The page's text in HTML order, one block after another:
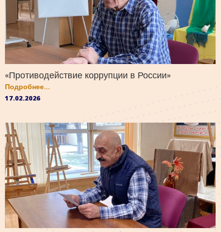
«Противодействие коррупции в России»
Подробнее...
17.02.2026